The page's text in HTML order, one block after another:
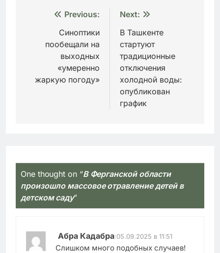
Навигация
записям
Previous:
Синоптики
пообещали на
выходных
«умеренно
жаркую погоду»
Next:
В Ташкенте
стартуют
традиционные
отключения
холодной воды:
опубликован
график
One thought on “В Ферганской области
произошло массовое отравление детей в
детском саду”
Абра Кадабра:05.09.2025 в 11:51
Слишком много подобных случаев!